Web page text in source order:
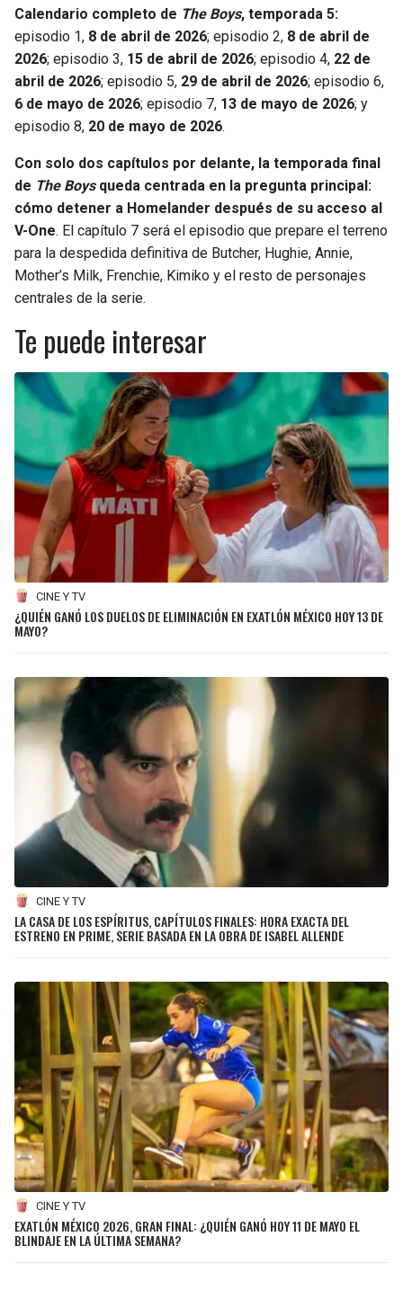
Calendario completo de The Boys, temporada 5:
episodio 1, 8 de abril de 2026; episodio 2, 8 de abril de
2026; episodio 3, 15 de abril de 2026; episodio 4, 22 de
abril de 2026; episodio 5, 29 de abril de 2026; episodio 6,
6 de mayo de 2026; episodio 7, 13 de mayo de 2026; y
episodio 8, 20 de mayo de 2026.
Con solo dos capítulos por delante, la temporada final
de The Boysqueda centrada en la pregunta principal:
cómo detener a Homelander después de su acceso al
V-One. El capítulo 7 será el episodio que prepare el terreno
para la despedida definitiva de Butcher, Hughie, Annie,
Mother’s Milk, Frenchie, Kimiko y el resto de personajes
centrales de la serie.
Te puede interesar
CINE Y TV
¿QUIÉN GANÓ LOS DUELOS DE ELIMINACIÓN EN EXATLÓN MÉXICO HOY 13 DE
MAYO?
CINE Y TV
LA CASA DE LOS ESPÍRITUS, CAPÍTULOS FINALES: HORA EXACTA DEL
ESTRENO EN PRIME, SERIE BASADA EN LA OBRA DE ISABEL ALLENDE
CINE Y TV
EXATLÓN MÉXICO 2026, GRAN FINAL: ¿QUIÉN GANÓ HOY 11 DE MAYO EL
BLINDAJE EN LA ÚLTIMA SEMANA?